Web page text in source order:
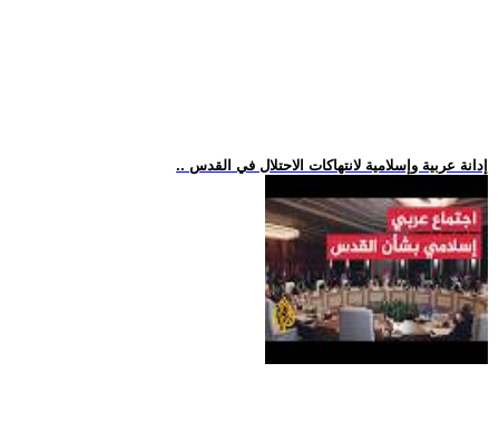
.. إدانة عربية وإسلامية لانتهاكات الاحتلال في القدس